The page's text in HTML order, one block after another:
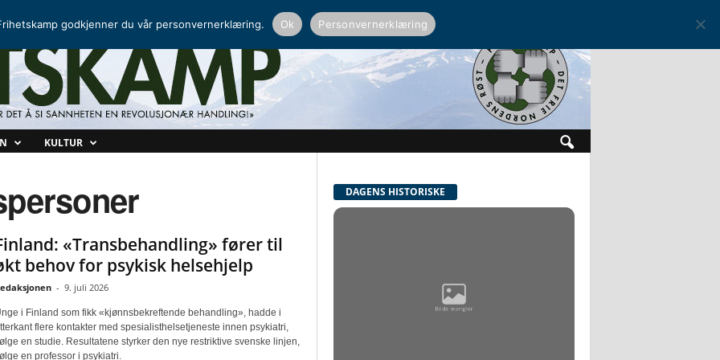
KULTUR
«Transbehandling» fører til
behov for psykisk helsehjelp
- 9. juli 2026
i Finland som fikk «kjønnsbekreftende behandling», hadde i
flere kontakter med spesialisthelsetjeneste innen psykiatri,
en studie. Resultatene styrker den nye restriktive svenske linjen,
en professor i psykiatri.
DAGENS HISTORISKE
godkjenner du vår personvernerklæring. Ok Personvernerklæring